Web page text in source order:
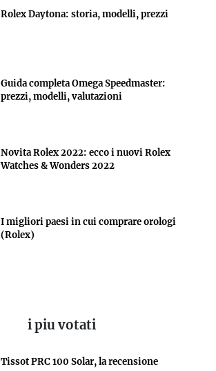
Rolex Daytona: storia, modelli, prezzi
Guida completa Omega Speedmaster:
prezzi, modelli, valutazioni
Novita Rolex 2022: ecco i nuovi Rolex
Watches & Wonders 2022
I migliori paesi in cui comprare orologi
(Rolex)
i piu votati
Tissot PRC 100 Solar, la recensione